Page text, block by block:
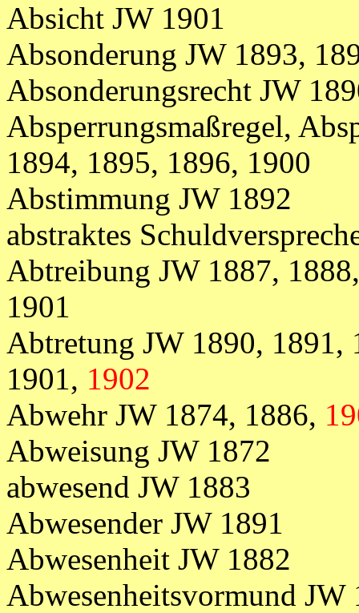
Absicht JW 1901
Absonderung JW 1893,
Absonderungsrecht JW
Absperrungsmaßregel,
1894, 1895, 1896, 1900
Abstimmung JW 1892
abstraktes
Abtreibung JW 1887,
1901
Abtretung JW 1890, 1891,
1901, 1902
Abwehr JW 1874, 1886,
Abweisung JW 1872
abwesend JW 1883
Abwesender JW 1891
Abwesenheit JW 1882
Abwesenheitsvormund JW